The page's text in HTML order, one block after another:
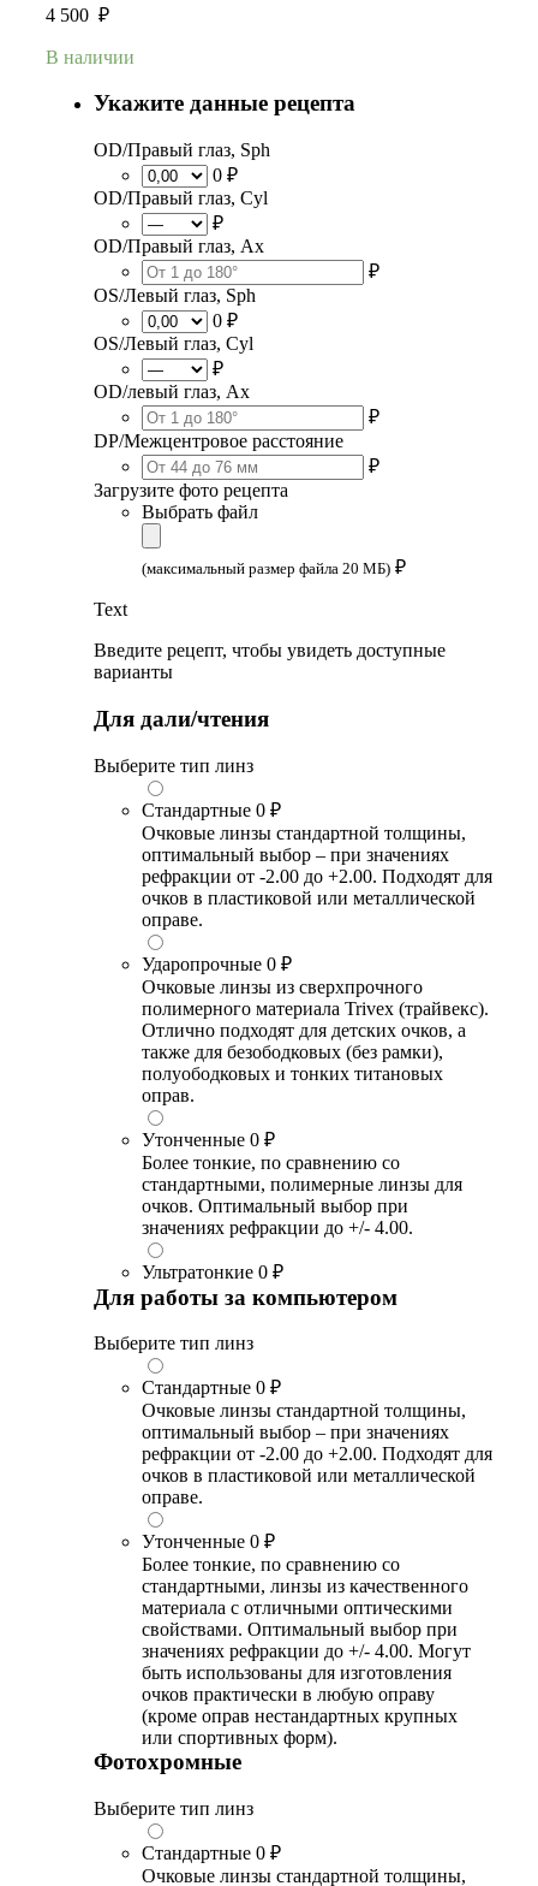
4 500 ₽
В наличии
Укажите данные рецепта
OD/Правый глаз, Sph
0 ₽
OD/Правый глаз, Cyl
₽
OD/Правый глаз, Ax
₽
OS/Левый глаз, Sph
0 ₽
OS/Левый глаз, Cyl
₽
OD/левый глаз, Ax
₽
DP/Межцентровое расстояние
₽
Загрузите фото рецепта
Выбрать файл
(максимальный размер файла 20 МБ) ₽
Text
Введите рецепт, чтобы увидеть доступные
варианты
Для дали/чтения
Выберите тип линз
Стандартные 0 ₽
Очковые линзы стандартной толщины,
оптимальный выбор – при значениях
рефракции от -2.00 до +2.00. Подходят для
очков в пластиковой или металлической
оправе.
Ударопрочные 0 ₽
Очковые линзы из сверхпрочного
полимерного материала Trivex (трайвекс).
Отлично подходят для детских очков, а
также для безободковых (без рамки),
полуободковых и тонких титановых
оправ.
Утонченные 0 ₽
Более тонкие, по сравнению со
стандартными, полимерные линзы для
очков. Оптимальный выбор при
значениях рефракции до +/- 4.00.
Ультратонкие 0 ₽
Для работы за компьютером
Выберите тип линз
Стандартные 0 ₽
Очковые линзы стандартной толщины,
оптимальный выбор – при значениях
рефракции от -2.00 до +2.00. Подходят для
очков в пластиковой или металлической
оправе.
Утонченные 0 ₽
Более тонкие, по сравнению со
стандартными, линзы из качественного
материала с отличными оптическими
свойствами. Оптимальный выбор при
значениях рефракции до +/- 4.00. Могут
быть использованы для изготовления
очков практически в любую оправу
(кроме оправ нестандартных крупных
или спортивных форм).
Фотохромные
Выберите тип линз
Стандартные 0 ₽
Очковые линзы стандартной толщины,